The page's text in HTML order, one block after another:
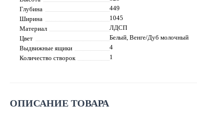
Глубина
449
Ширина
1045
Материал
ЛДСП
Цвет
Белый, Венге/Дуб молочный
Выдвижные ящики
4
Количество створок
1
ОПИСАНИЕ ТОВАРА